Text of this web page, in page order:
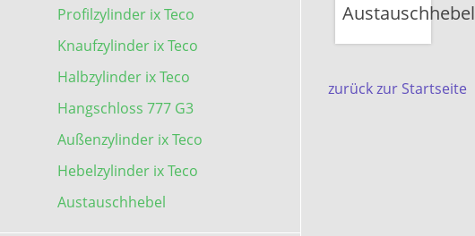
Profilzylinder ix Teco
Knaufzylinder ix Teco
Halbzylinder ix Teco
Hangschloss 777 G3
Außenzylinder ix Teco
Hebelzylinder ix Teco
Austauschhebel
Austauschhebel
zurück zur Startseite